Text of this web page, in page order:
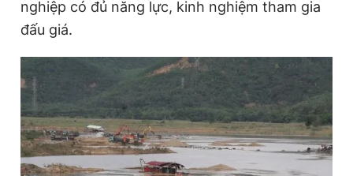
0906 645 777 0908 780 404
Tổng biên tập: Nguyễn Ngọc Toàn
Phó tổng biên tập thường trực: Hải Thành
Phó tổng biên tập: Lâm Hiếu Dũng
Phó tổng biên tập: Trần Việt Hưng
Tổng thư ký tòa soạn: Đức Trung
Giấy phép xuất bản số 110/GP - BTTTT cấp ngày 24.3.2020
nghiệp có đủ năng lực, kinh nghiệm tham gia
đấu giá.